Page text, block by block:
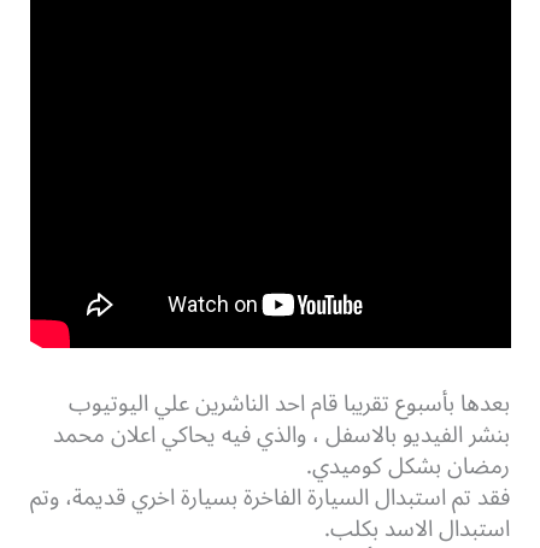
بعدها بأسبوع تقريبا قام احد الناشرين علي اليوتيوب
بنشر الفيديو بالاسفل ، والذي فيه يحاكي اعلان محمد
رمضان بشكل كوميدي.
فقد تم استبدال السيارة الفاخرة بسيارة اخري قديمة، وتم
استبدال الاسد بكلب.